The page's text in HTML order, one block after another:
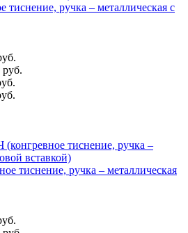
ручка – металлическая с
руб.
тиснение, ручка – металлическая